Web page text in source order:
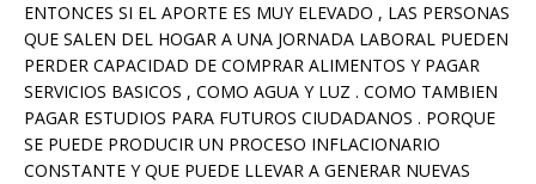
ENTONCES SI EL APORTE ES MUY ELEVADO , LAS PERSONAS
QUE SALEN DEL HOGAR A UNA JORNADA LABORAL PUEDEN
PERDER CAPACIDAD DE COMPRAR ALIMENTOS Y PAGAR
SERVICIOS BASICOS , COMO AGUA Y LUZ . COMO TAMBIEN
PAGAR ESTUDIOS PARA FUTUROS CIUDADANOS . PORQUE
SE PUEDE PRODUCIR UN PROCESO INFLACIONARIO
CONSTANTE Y QUE PUEDE LLEVAR A GENERAR NUEVAS